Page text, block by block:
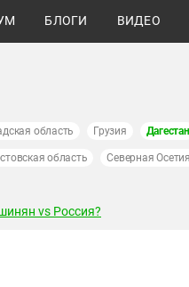
БЛОГИ ВИДЕО
область Грузия Дагестан
область Северная
vs Россия?